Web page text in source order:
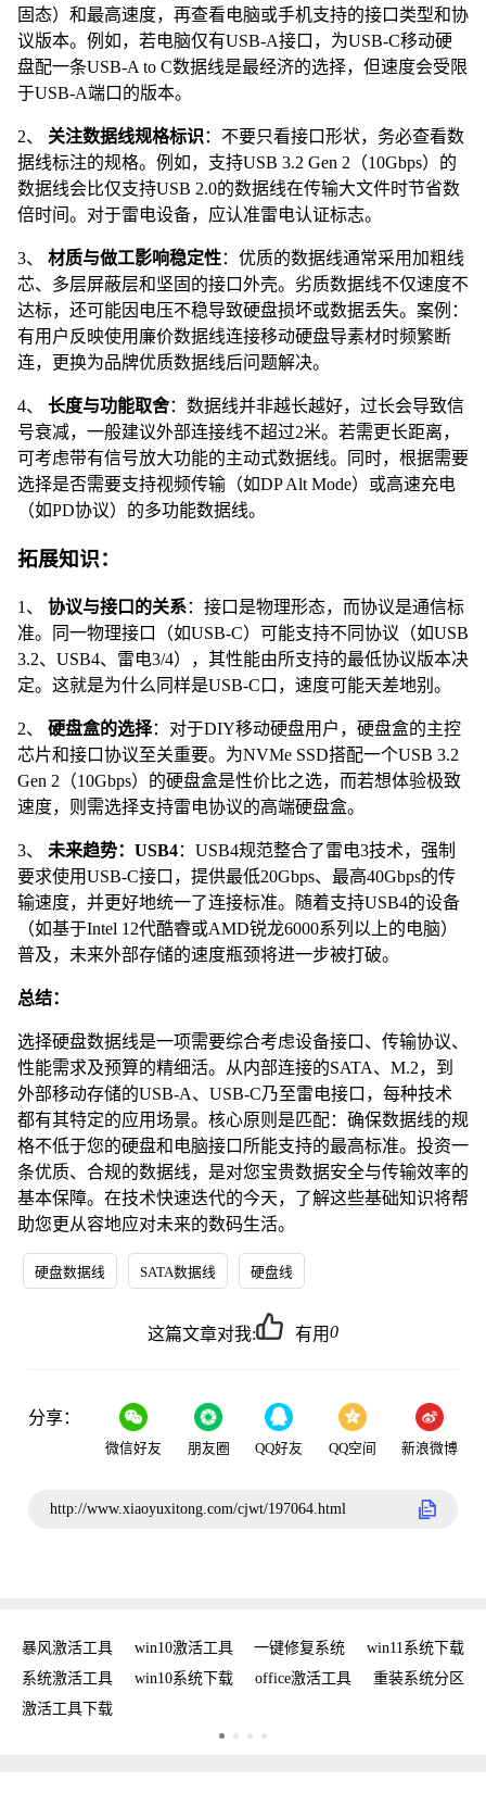
固态）和最高速度，再查看电脑或手机支持的接口类型和协
议版本。例如，若电脑仅有USB-A接口，为USB-C移动硬
盘配一条USB-A to C数据线是最经济的选择，但速度会受限
于USB-A端口的版本。
2、 关注数据线规格标识 ：不要只看接口形状，务必查看数
据线标注的规格。例如，支持USB 3.2 Gen 2（10Gbps）的
数据线会比仅支持USB 2.0的数据线在传输大文件时节省数
倍时间。对于雷电设备，应认准雷电认证标志。
3、 材质与做工影响稳定性：优质的数据线通常采用加粗线
芯、多层屏蔽层和坚固的接口外壳。劣质数据线不仅速度不
达标，还可能因电压不稳导致硬盘损坏或数据丢失。案例：
有用户反映使用廉价数据线连接移动硬盘导素材时频繁断
连，更换为品牌优质数据线后问题解决。
4、 长度与功能取舍：数据线并非越长越好，过长会导致信
号衰减，一般建议外部连接线不超过2米。若需更长距离，
可考虑带有信号放大功能的主动式数据线。同时，根据需要
选择是否需要支持视频传输（如DP Alt Mode）或高速充电
（如PD协议）的多功能数据线。
拓展知识：
1、 协议与接口的关系：接口是物理形态，而协议是通信标
准。同一物理接口（如USB-C）可能支持不同协议（如USB
3.2、USB4、雷电3/4），其性能由所支持的最低协议版本决
定。这就是为什么同样是USB-C口，速度可能天差地别。
2、 硬盘盒的选择：对于DIY移动硬盘用户，硬盘盒的主控
芯片和接口协议至关重要。为NVMe SSD搭配一个USB 3.2
Gen 2（10Gbps）的硬盘盒是性价比之选，而若想体验极致
速度，则需选择支持雷电协议的高端硬盘盒。
3、 未来趋势：USB4：USB4规范整合了雷电3技术，强制
要求使用USB-C接口，提供最低20Gbps、最高40Gbps的传
输速度，并更好地统一了连接标准。随着支持USB4的设备
（如基于Intel 12代酷睿或AMD锐龙6000系列以上的电脑）
普及，未来外部存储的速度瓶颈将进一步被打破。
总结：
选择硬盘数据线是一项需要综合考虑设备接口、传输协议、
性能需求及预算的精细活。从内部连接的SATA、M.2，到
外部移动存储的USB-A、USB-C乃至雷电接口，每种技术
都有其特定的应用场景。核心原则是匹配：确保数据线的规
格不低于您的硬盘和电脑接口所能支持的最高标准。投资一
条优质、合规的数据线，是对您宝贵数据安全与传输效率的
基本保障。在技术快速迭代的今天，了解这些基础知识将帮
助您更从容地应对未来的数码生活。
硬盘数据线 SATA数据线 硬盘线
这篇文章对我: 有用0
分享：
微信好友 朋友圈 QQ好友 QQ空间 新浪微博
http://www.xiaoyuxitong.com/cjwt/197064.html
暴风激活工具 win10激活工具 一键修复系统
win11系统下载
系统激活工具
win10系统下载 office激活工具
重装系统分区
激活工具下载